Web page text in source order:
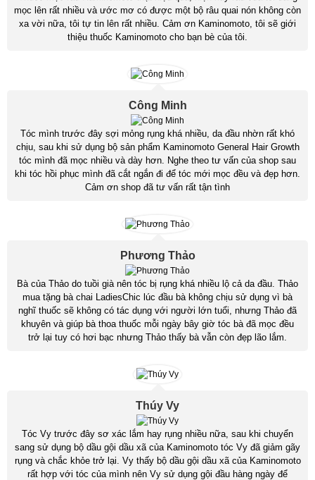
mọc lên rất nhiều và ước mơ có được một bộ râu quai nón không còn
xa vời nữa, tôi tự tin lên rất nhiều. Cảm ơn Kaminomoto, tôi sẽ giới
thiệu thuốc Kaminomoto cho bạn bè của tôi.
Công Minh
Tóc mình trước đây sợi mỏng rụng khá nhiều, da đầu nhờn rất khó
chịu, sau khi sử dụng bộ sản phẩm Kaminomoto General Hair Growth
tóc mình đã mọc nhiều và dày hơn. Nghe theo tư vấn của shop sau
khi tóc hồi phục mình đã cắt ngắn đi để tóc mới mọc đều và đẹp hơn.
Cảm ơn shop đã tư vấn rất tận tình
Phương Thảo
Bà của Thảo do tuồi già nên tóc bị rụng khá nhiều lộ cả da đầu. Thảo
mua tặng bà chai LadiesChic lúc đầu bà không chịu sử dụng vì bà
nghĩ thuốc sẽ không có tác dụng với người lớn tuổi, nhưng Thảo đã
khuyên và giúp bà thoa thuốc mỗi ngày bây giờ tóc bà đã mọc đều
trở lại tuy có hơi bạc nhưng Thảo thấy bà vẫn còn đẹp lão lắm.
Thúy Vy
Tóc Vy trước đây sơ xác lắm hay rụng nhiều nữa, sau khi chuyển
sang sử dụng bộ dầu gội dầu xã của Kaminomoto tóc Vy đã giảm gãy
rụng và chắc khỏe trở lại. Vy thấy bộ dầu gội dầu xã của Kaminomoto
rất hợp với tóc của mình nên Vy sử dụng gội đầu hàng ngày để